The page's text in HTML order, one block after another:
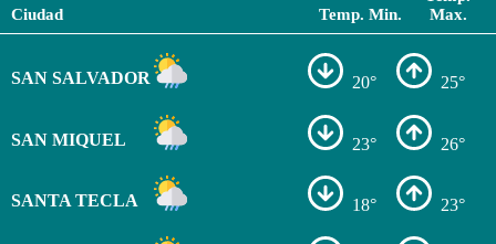
Ciudad Temp. Min.
Max.
SAN SALVADOR 20° 25°
SAN MIQUEL 23° 26°
SANTA TECLA 18° 23°